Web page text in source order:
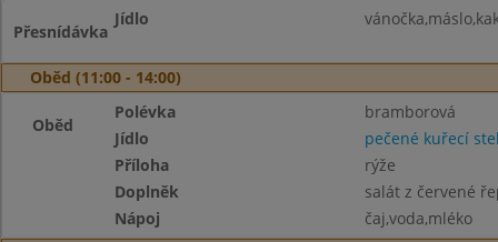
Přesnídávka
Jídlo
Oběd (11:00 - 14:00)
Oběd
Polévka
bramborová
Jídlo
pečené kuřecí
Příloha
rýže
Doplněk
salát z červené
Nápoj
čaj,voda,mléko